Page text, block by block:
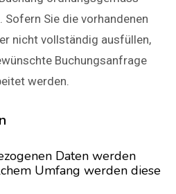
Sofern Sie die vorhandenen
nicht vollständig ausfüllen,
Buchungsanfrage
werden.
Daten werden
Umfang werden diese